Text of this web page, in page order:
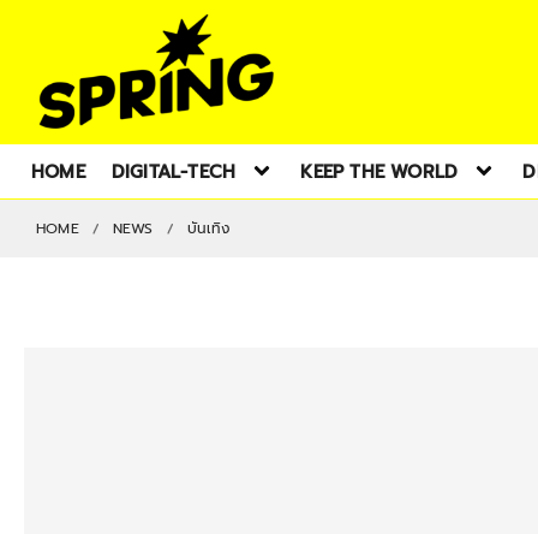
HOME DIGITAL-TECH KEEP THE WORLD
HOME NEWS บันเทิง